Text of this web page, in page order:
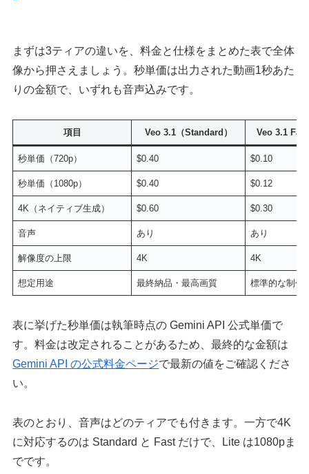
まずは3ティアの違いを、料金と仕様をまとめた表で全体
像から押さえましょう。秒単価は出力された動画1秒あた
りの金額で、いずれも音声込みです。
項目 Veo 3.1（Standard） Veo 3.1 Fast
秒単価（720p） $0.40 $0.10
秒単価（1080p） $0.40 $0.12
4K（ネイティブ生成） $0.60 $0.30
音声 あり あり
解像度の上限 4K 4K
想定用途 最終納品・最高画質 標準的な制作
表に挙げた秒単価は執筆時点の Gemini API 公式単価で
す。料金は改定されることがあるため、最終的な金額は
Gemini API の公式料金ページで最新の値をご確認くださ
い。
表のとおり、音声はどのティアでも付きます。一方で4K
に対応するのは Standard と Fast だけで、Lite は1080pま
でです。